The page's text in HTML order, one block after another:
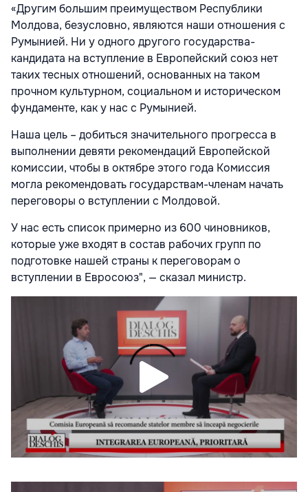
«Другим большим преимуществом Республики
Молдова, безусловно, являются наши отношения с
Румынией. Ни у одного другого государства-
кандидата на вступление в Европейский союз нет
таких тесных отношений, основанных на таком
прочном культурном, социальном и историческом
фундаменте, как у нас с Румынией.
Наша цель – добиться значительного прогресса в
выполнении девяти рекомендаций Европейской
комиссии, чтобы в октябре этого года Комиссия
могла рекомендовать государствам-членам начать
переговоры о вступлении с Молдовой.
У нас есть список примерно из 600 чиновников,
которые уже входят в состав рабочих групп по
подготовке нашей страны к переговорам о
вступлении в Евросоюз", — сказал министр.